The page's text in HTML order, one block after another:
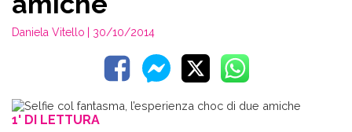
Daniela Vitello | 30/10/2014
1' DI LETTURA